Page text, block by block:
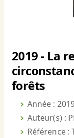
2019 - La
forêts
Année :
Auteur(s) :
Référence :